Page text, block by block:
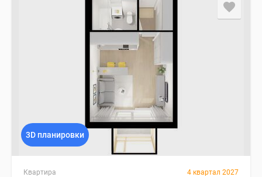
3D планировки
Квартира 4 квартал 2027